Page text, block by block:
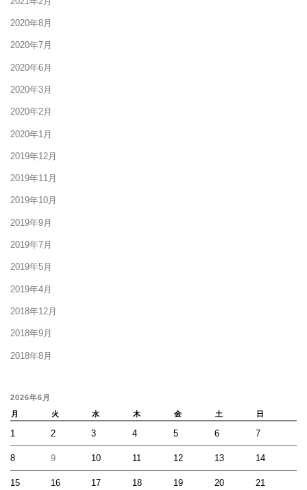
2020年8月
2020年7月
2020年6月
2020年3月
2020年2月
2020年1月
2019年12月
2019年11月
2019年10月
2019年9月
2019年7月
2019年5月
2019年4月
2018年12月
2018年9月
2018年8月
2026年6月
月
火 水 木 金 土 日
1 2 3 4 5 6 7
8 9 10 11 12 13 14
15 16 17 18 19 20 21